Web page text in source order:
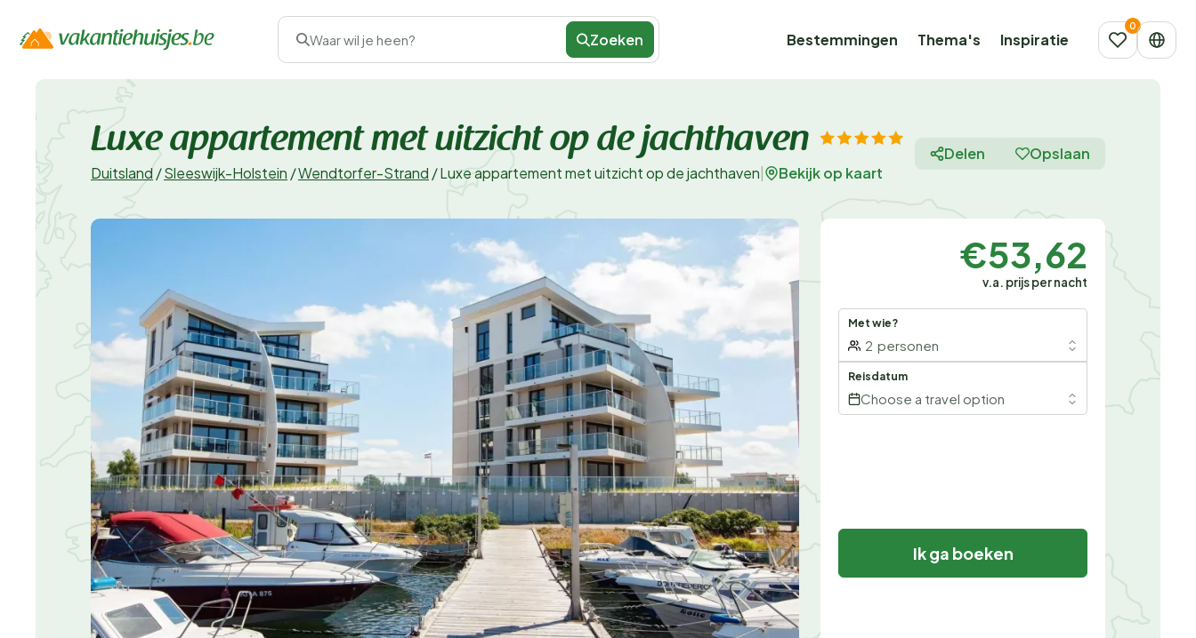
Waar wil je heen? Zoeken Bestemmingen Thema's Inspiratie
Luxe appartement met uitzicht op de jachthaven
Duitsland /Sleeswijk-Holstein /Wendtorfer-Strand /Luxe appartement met uitzicht op de jachthaven Bekijk op kaart
Delen Opslaan
€53,62
v.a. prijs per nacht
Met wie?
2 personen
Reisdatum
Choose a travel option
Ik ga boeken